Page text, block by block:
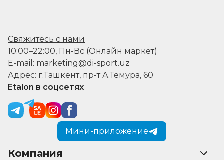
Свяжитесь с нами
10:00–22:00, Пн-Вс (Онлайн маркет)
E-mail: marketing@di-sport.uz
Адрес: г.Ташкент, пр-т А.Темура, 60
Etalon в соцсетях
Мини-приложение
Компания